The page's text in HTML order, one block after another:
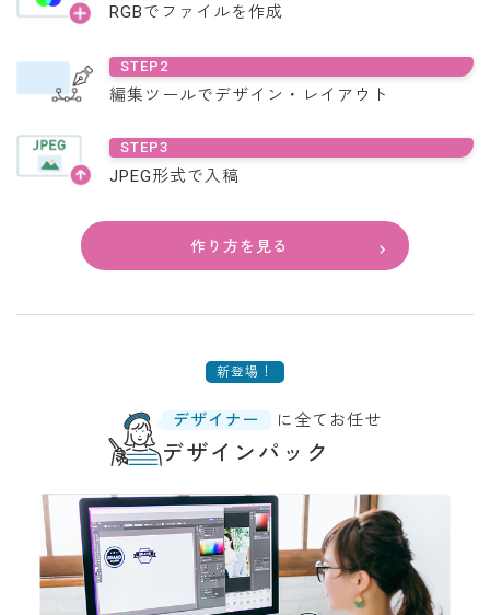
RGBで ファイルを作成
STEP2
編集ツールでデザイン・レイアウト
STEP3
JPEG形式で入稿
作り方を見る
新登場！
デザイナー に全てお任せ
デザインパック